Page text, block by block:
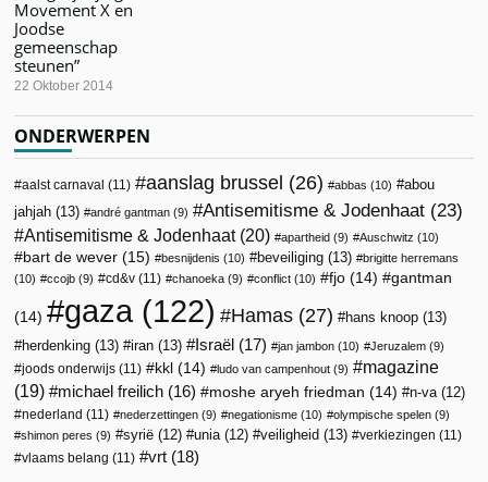
Movement X en
Joodse
gemeenschap
steunen”
22 Oktober 2014
ONDERWERPEN
aalst carnaval (11) aanslag brussel (26) abbas (10)
abou
jahjah (13) andré gantman (9) Antisemitisme & Jodenhaat (23)
Antisemitisme & Jodenhaat(20) apartheid (9) Auschwitz (10)
bart de wever (15) besnijdenis (10) beveiliging (13)
brigitte herremans
(10)
ccojb (9) cd&v (11) chanoeka (9) conflict (10) fjo (14) gantman
(14) gaza(122) Hamas (27) hans knoop (13)
herdenking (13) iran (13) Israël (17) jan jambon (10) Jeruzalem (9)
joods onderwijs (11) kkl (14) ludo van campenhout (9)
magazine
(19)
michael freilich (16) moshe aryeh friedman (14) n-va (12)
nederland (11) nederzettingen (9) negationisme (10) olympische spelen (9)
shimon peres (9) syrië (12) unia (12) veiligheid (13) verkiezingen (11)
vlaams belang (11) vrt (18)